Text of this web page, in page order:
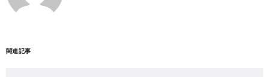
関連記事